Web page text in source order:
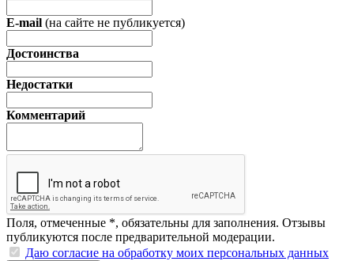
E-mail (на сайте не публикуется)
Достоинства
Недостатки
Комментарий
Поля, отмеченные *, обязательны для заполнения. Отзывы
публикуются после предварительной модерации.
Даю согласие на обработку моих персональных данных